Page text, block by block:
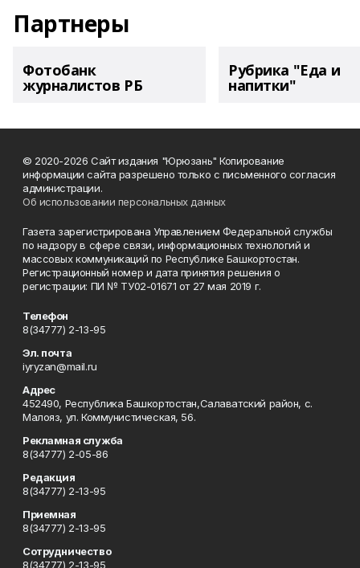
Партнеры
Фотобанк
журналистов РБ
Рубрика "Еда и
напитки"
© 2020-2026 Сайт издания "Юрюзань" Копирование
информации сайта разрешено только с письменного согласия
администрации.
Об использовании персональных данных
Газета зарегистрирована Управлением Федеральной службы
по надзору в сфере связи, информационных технологий и
массовых коммуникаций по Республике Башкортостан.
Регистрационный номер и дата принятия решения о
регистрации: ПИ № ТУ02-01671 от 27 мая 2019 г.
Телефон
8(34777) 2-13-95
Эл. почта
iyryzan@mail.ru
Адрес
452490, Республика Башкортостан,Салаватский район, с.
Малояз, ул. Коммунистическая, 56.
Рекламная служба
8(34777) 2-05-86
Редакция
8(34777) 2-13-95
Приемная
8(34777) 2-13-95
Сотрудничество
8(34777) 2-13-95